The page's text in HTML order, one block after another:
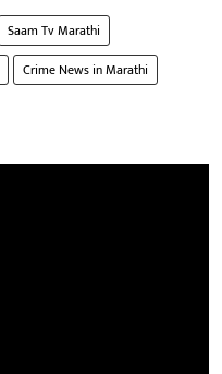
Saam Tv Marathi
Crime News in Marathi